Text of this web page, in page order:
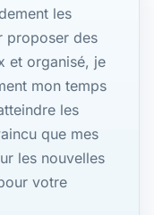
les
proposer des
et organisé, je
mon temps
les
que mes
les nouvelles
votre